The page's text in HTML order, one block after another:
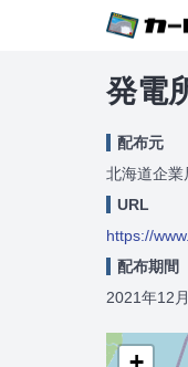
発電
配布元
北海道企業
URL
https://
配布期間
2021年12
+